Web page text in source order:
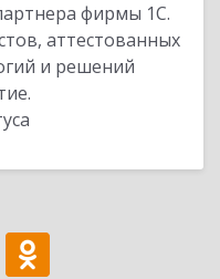
фирмы 1С.
аттестованных
и решений